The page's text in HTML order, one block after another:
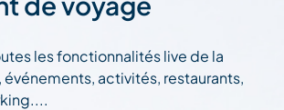
les fonctionnalités live de la
événements, activités, restaurants,